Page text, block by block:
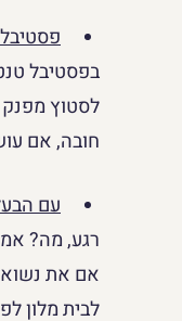
בפסטיבל
לסטוץ מפנק
חובה, אם
עם
רגע, מה?
אם את
לבית מלון